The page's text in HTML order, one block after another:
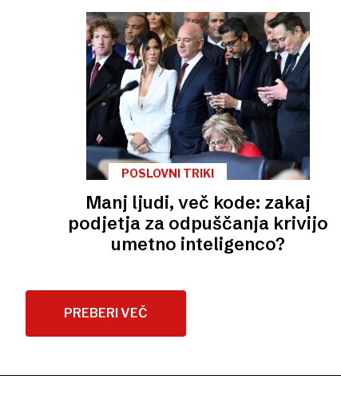
POSLOVNI TRIKI
Manj ljudi, več kode: zakaj
podjetja za odpuščanja krivijo
umetno inteligenco?
PREBERI VEČ